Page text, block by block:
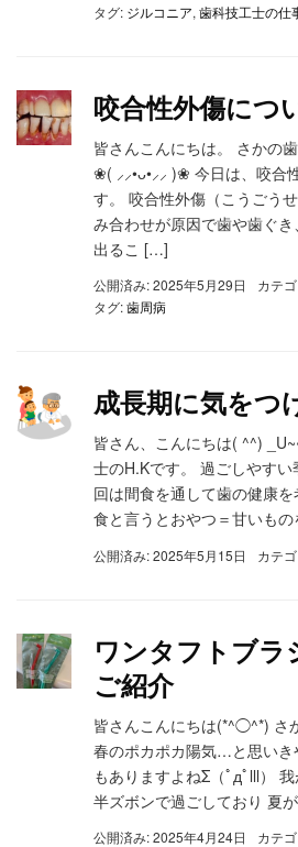
タグ: ジルコニア, 歯科技工士の仕
咬合性外傷につ
皆さんこんにちは。 さかの
❀( ⸝⸝•ᴗ•⸝⸝ )❀ 今日は、咬合
す。 咬合性外傷（こうごう
み合わせが原因で歯や歯ぐ
出るこ […]
公開済み: 2025年5月29日 カテ
タグ:歯周病
成長期に気をつ
皆さん、こんにちは( ^^)
士のH.Kです。 過ごしやす
回は間食を通して歯の健康
食と言うとおやつ＝甘いも
公開済み: 2025年5月15日 カテ
ワンタフトブラ
ご紹介
皆さんこんにちは(*^◯^*) さ
春のポカポカ陽気…と思いき
もありますよねΣ（ﾟдﾟlll）
半ズボンで過ごしており 夏
公開済み: 2025年4月24日 カテ